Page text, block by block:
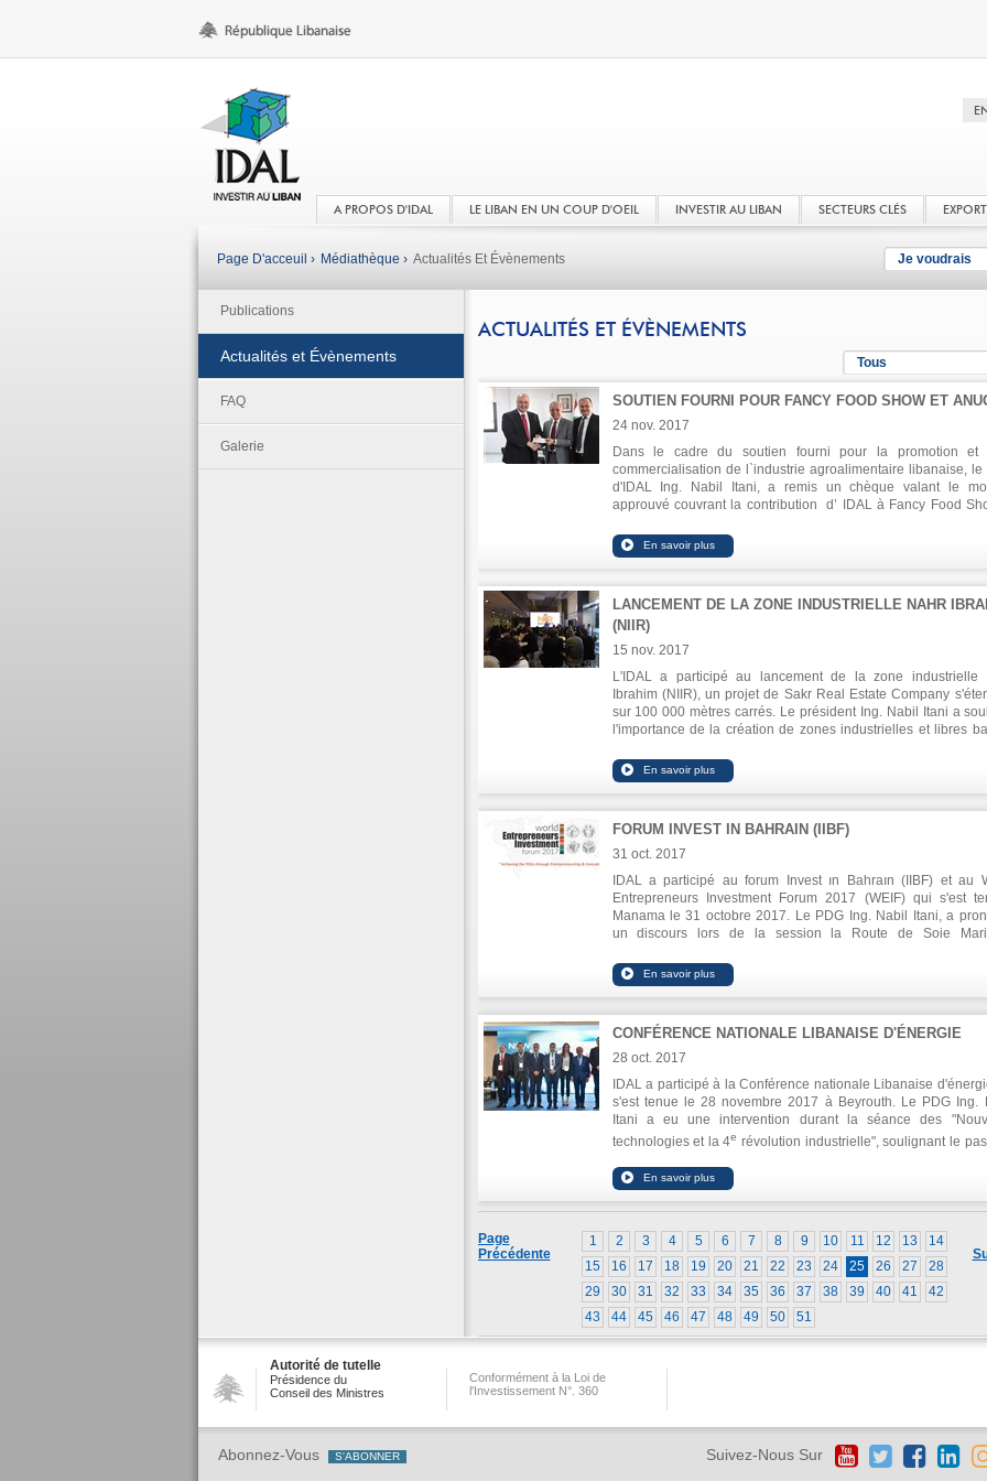
A PROPOS D'IDAL LE LIBAN EN UN COUP D'OEIL INVESTIR AU LIBAN SECTEURS CLÉS
Je voudrais
Page D'acceuil › Médiathèque › Actualités Et Évènements
Publications
Actualités et Évènements
FAQ
Galerie
ACTUALITÉS ET ÉVÈNEMENTS
Tous
SOUTIEN FOURNI POUR FANCY FOOD SHOW ET
24 nov. 2017
Dans le cadre du soutien fourni pour la promotion
commercialisation de l`industrie agroalimentaire libanaise, le
d'IDAL Ing. Nabil Itani, a remis un chèque valant le
approuvé couvrant la contribution d’ IDAL à Fancy Food
alimentaires (SLFI), M. Ahmed Hoteit. Ing. Itani a déclaré
secteur est trop prometteur et qu'il devait disposer de
également que ce secteur bénéficie de nombreux avantages
ont permis de croitre pour représenter 2,6% du PIB. Hoteit a
part expliqué que le soutien permet la participation d`un plus
ainsi que promouvoir le nom du Liban en tant que
pionnier.
LANCEMENT DE LA ZONE INDUSTRIELLE NAHR
(NIIR)
15 nov. 2017
L'IDAL a participé au lancement de la zone industrielle
Ibrahim (NIIR), un projet de Sakr Real Estate Company
sur 100 000 mètres carrés. Le président Ing. Nabil Itani a
l'importance de la création de zones industrielles et libres
spécialisées, la promotion de l'entrepreneuriat et
dans le potentiel régional. Il a souligné l'importance de la
FORUM INVEST IN BAHRAIN (IIBF)
31 oct. 2017
IDAL a participé au forum Invest ın Bahraın (IIBF) et au
Entrepreneurs Investment Forum 2017 (WEIF) qui s'est
Manama le 31 octobre 2017. Le PDG Ing. Nabil Itani, a
un discours lors de la session la Route de Soie
declaré qu'IDAL cherche à jouer un rôle primordial dans
«Une Ceinture Une Route».
CONFÉRENCE NATIONALE LIBANAISE D'ÉNERGIE
28 oct. 2017
IDAL a participé à la Conférence nationale Libanaise
s'est tenue le 28 novembre 2017 à Beyrouth. Le PDG Ing.
Itani a eu une intervention durant la séance des
technologies et la 4e révolution industrielle", soulignant le
d'innovation.
1 2 3 4 5 6 7 8 9 10 11 12 13
14
15
16 17 18 19 20 21 22 23 24 25 26 27
28
29
30 31 32 33 34 35 36 37 38 39 40 41
42
43
44 45 46 47 48 49 50 51
Page
Précédente
Autorité de tutelle
Présidence du
Conseil des Ministres
Conformément à la Loi de
l'Investissement N°. 360
Abonnez-Vous Suivez-Nous Sur